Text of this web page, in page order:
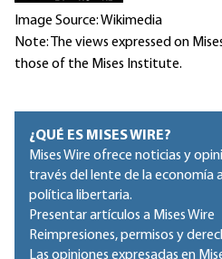
Image Source: Wikimedia
Note: The views expressed on
those of the Mises Institute.
¿QUÉ ES MISES WIRE?
Mises Wire ofrece noticias y
través del lente de la economía
política libertaria.
Presentar artículos a Mises Wire
Reimpresiones, permisos y
Las opiniones expresadas en